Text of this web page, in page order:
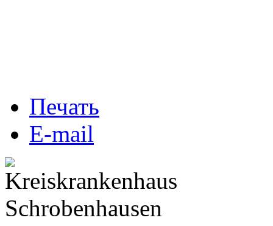
Печать
E-mail